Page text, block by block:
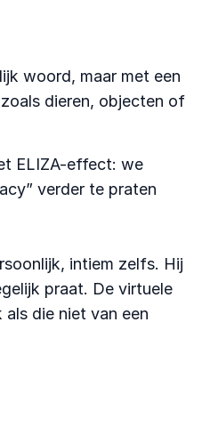
woord, maar met een
dieren, objecten of
ELIZA-effect: we
verder te praten
intiem zelfs. Hij
praat. De virtuele
die niet van een